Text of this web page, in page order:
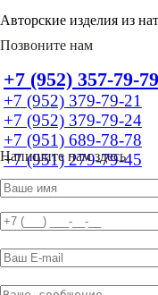
Авторские изделия из
Позвоните нам
+7 (952) 357-79-79
+7 (952) 379-79-21
+7 (952) 379-79-24
+7 (951) 689-78-78
+7 (951) 279-79-45
Напишите нам здесь